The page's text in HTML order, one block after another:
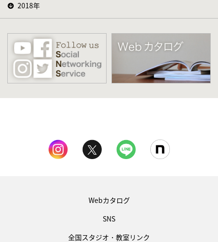
2018年
Webカタログ
SNS
全国スタジオ・教室リンク